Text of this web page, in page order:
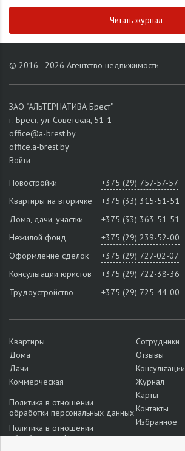
Читать журнал
© 2016 - 2026 Агентство недвижимости
ЗАО "АЛЬТЕРНАТИВА Брест"
г. Брест, ул. Советская, 51-1
office@a-brest.by
office.a-brest.by
Войти
Новостройки
+375 (29) 757-57-57
Квартиры на вторичке
+375 (33) 315-51-51
Дома, дачи, участки
+375 (33) 363-51-51
Нежилой фонд
+375 (29) 239-52-00
Оформление сделок
+375 (29) 727-02-07
Консультации юристов
+375 (29) 722-38-36
Трудоустройство
+375 (29) 725-44-00
Квартиры
Дома
Дачи
Коммерческая
Политика в отношении
обработки персональных данных
Политика в отношении
обработки cookie
Сотрудники
Отзывы
Консультации
Журнал
Карты
Контакты
Избранное